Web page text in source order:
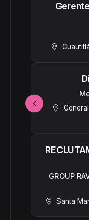
GROUP
Santa
Anterior